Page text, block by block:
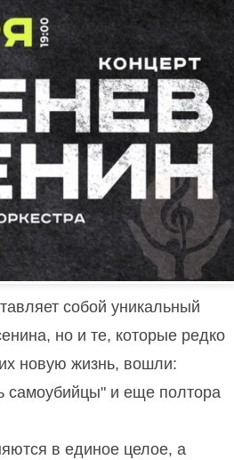
собой уникальный
но и те, которые редко
новую жизнь, вошли:
самоубийцы" и еще полтора
в единое целое, а